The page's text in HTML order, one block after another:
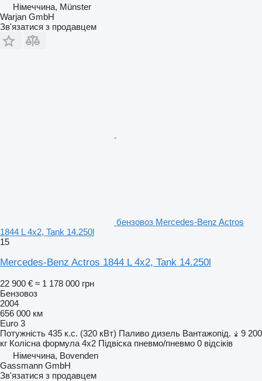
Німеччина, Münster
Warjan GmbH
Зв'язатися з продавцем
бензовоз Mercedes-Benz Actros
1844 L 4x2, Tank 14.250l
15
Mercedes-Benz Actros 1844 L 4x2, Tank 14.250l
22 900 € ≈ 1 178 000 грн
Бензовоз
2004
656 000 км
Euro 3
Потужність 435 к.с. (320 кВт) Паливо дизель Вантажопід.
9 200
кг Колісна формула 4x2 Підвіска пневмо/пневмо 0 відсіків
Німеччина, Bovenden
Gassmann GmbH
Зв'язатися з продавцем